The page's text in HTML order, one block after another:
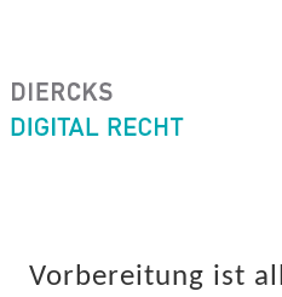
Vorbereitung ist